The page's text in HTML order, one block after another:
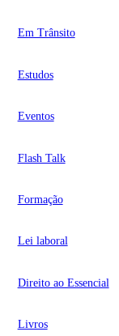
Em Trânsito
Estudos
Eventos
Flash Talk
Formação
Lei laboral
Direito ao Essencial
Livros